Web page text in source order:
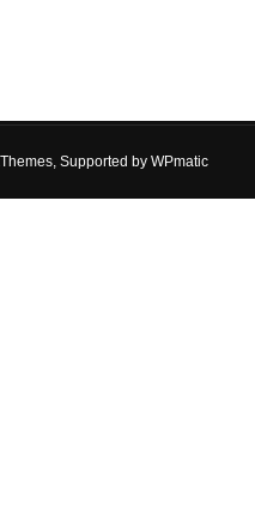
, Supported by WPmatic